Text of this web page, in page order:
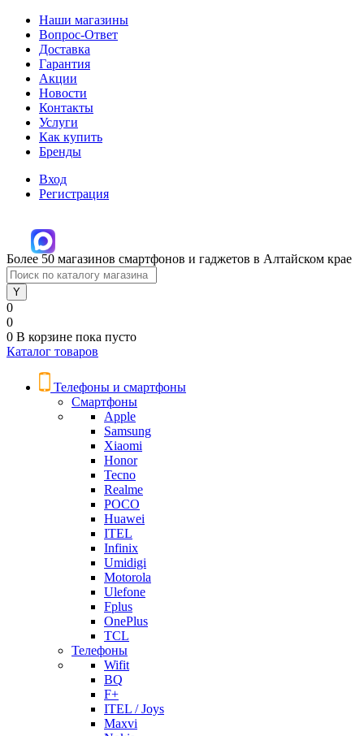
Наши магазины
Вопрос-Ответ
Доставка
Гарантия
Акции
Новости
Контакты
Услуги
Как купить
Бренды
Вход
Регистрация
Более 50 магазинов смартфонов и гаджетов в Алтайском крае
0
0
0 В корзине пока пусто
Каталог товаров
Телефоны и смартфоны
Смартфоны
Apple
Samsung
Xiaomi
Honor
Tecno
Realme
POCO
Huawei
ITEL
Infinix
Umidigi
Motorola
Ulefone
Fplus
OnePlus
TCL
Телефоны
Wifit
BQ
F+
ITEL / Joys
Maxvi